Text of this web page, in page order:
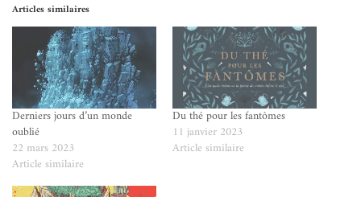
Articles similaires
Derniers jours d’un monde
oublié
22 mars 2023
Article similaire
Du thé pour les fantômes
11 janvier 2023
Article similaire